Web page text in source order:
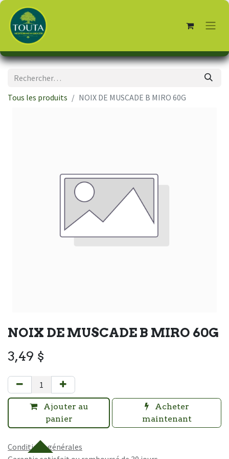
Tous les produits NOIX DE MUSCADE B MIRO 60G
NOIX DE MUSCADE B MIRO 60G
3,49 $
Ajouter au
panier
Acheter
maintenant
Conditions générales